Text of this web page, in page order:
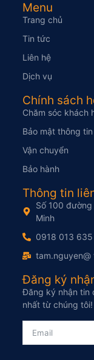
Menu
Trang chủ
Tin tức
Liên hệ
Dịch vụ
Chính sách
Chăm sóc khách
Bảo mật thông tin
Vận chuyển
Bảo hành
Thông tin
Số 100 đường
Minh
0918 013 635
Đăng ký
Đăng ký nhận tin
nhất từ chúng tôi!